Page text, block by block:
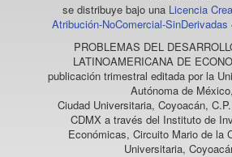
se distribuye bajo una Licencia
Atribución-NoComercial-
PROBLEMAS DEL
LATINOAMERICANA DE
publicación trimestral editada por la
Autónoma de México,
Ciudad Universitaria, Coyoacán,
CDMX a través del Instituto de
Económicas, Circuito Mario de la
Universitaria,